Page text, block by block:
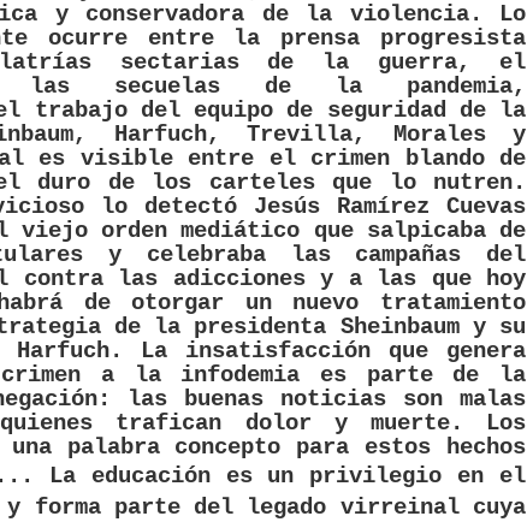
y conservadora de la violencia. Lo
ocurre entre la prensa progresista
sectarias de la guerra, el
las secuelas de la pandemia,
el trabajo del equipo de seguridad de la
Harfuch, Trevilla, Morales y
es visible entre el crimen blando de
duro de los carteles que lo nutren.
lo detectó Jesús Ramírez Cuevas
orden mediático que salpicaba de
y celebraba las campañas del
contra las adicciones y a las que hoy
de otorgar un nuevo tratamiento
de la presidenta Sheinbaum y su
Harfuch. La insatisfacción que genera
a la infodemia es parte de la
las buenas noticias son malas
trafican dolor y muerte. Los
una palabra concepto para estos hechos
La educación es un privilegio en el
y forma parte del legado virreinal cuya